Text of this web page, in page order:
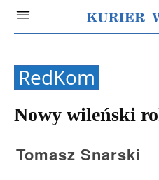
RedKom
Nowy wileński
Tomasz Snarski